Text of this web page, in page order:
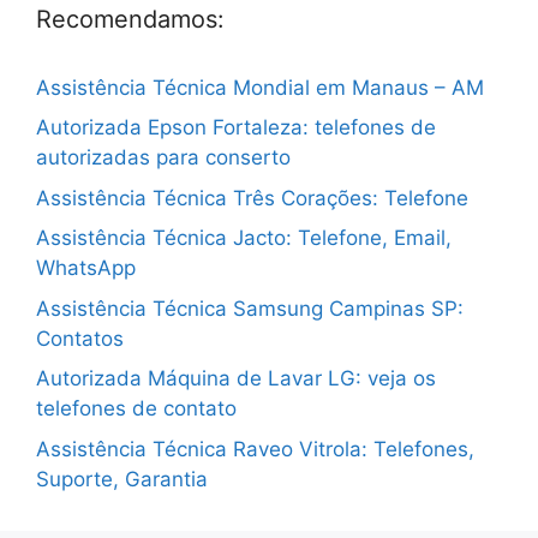
Recomendamos:
Assistência Técnica Mondial em Manaus – AM
Autorizada Epson Fortaleza: telefones de
autorizadas para conserto
Assistência Técnica Três Corações: Telefone
Assistência Técnica Jacto: Telefone, Email,
WhatsApp
Assistência Técnica Samsung Campinas SP:
Contatos
Autorizada Máquina de Lavar LG: veja os
telefones de contato
Assistência Técnica Raveo Vitrola: Telefones,
Suporte, Garantia